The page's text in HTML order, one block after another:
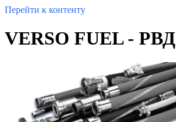
Перейти к контенту
VERSO FUEL - РВД